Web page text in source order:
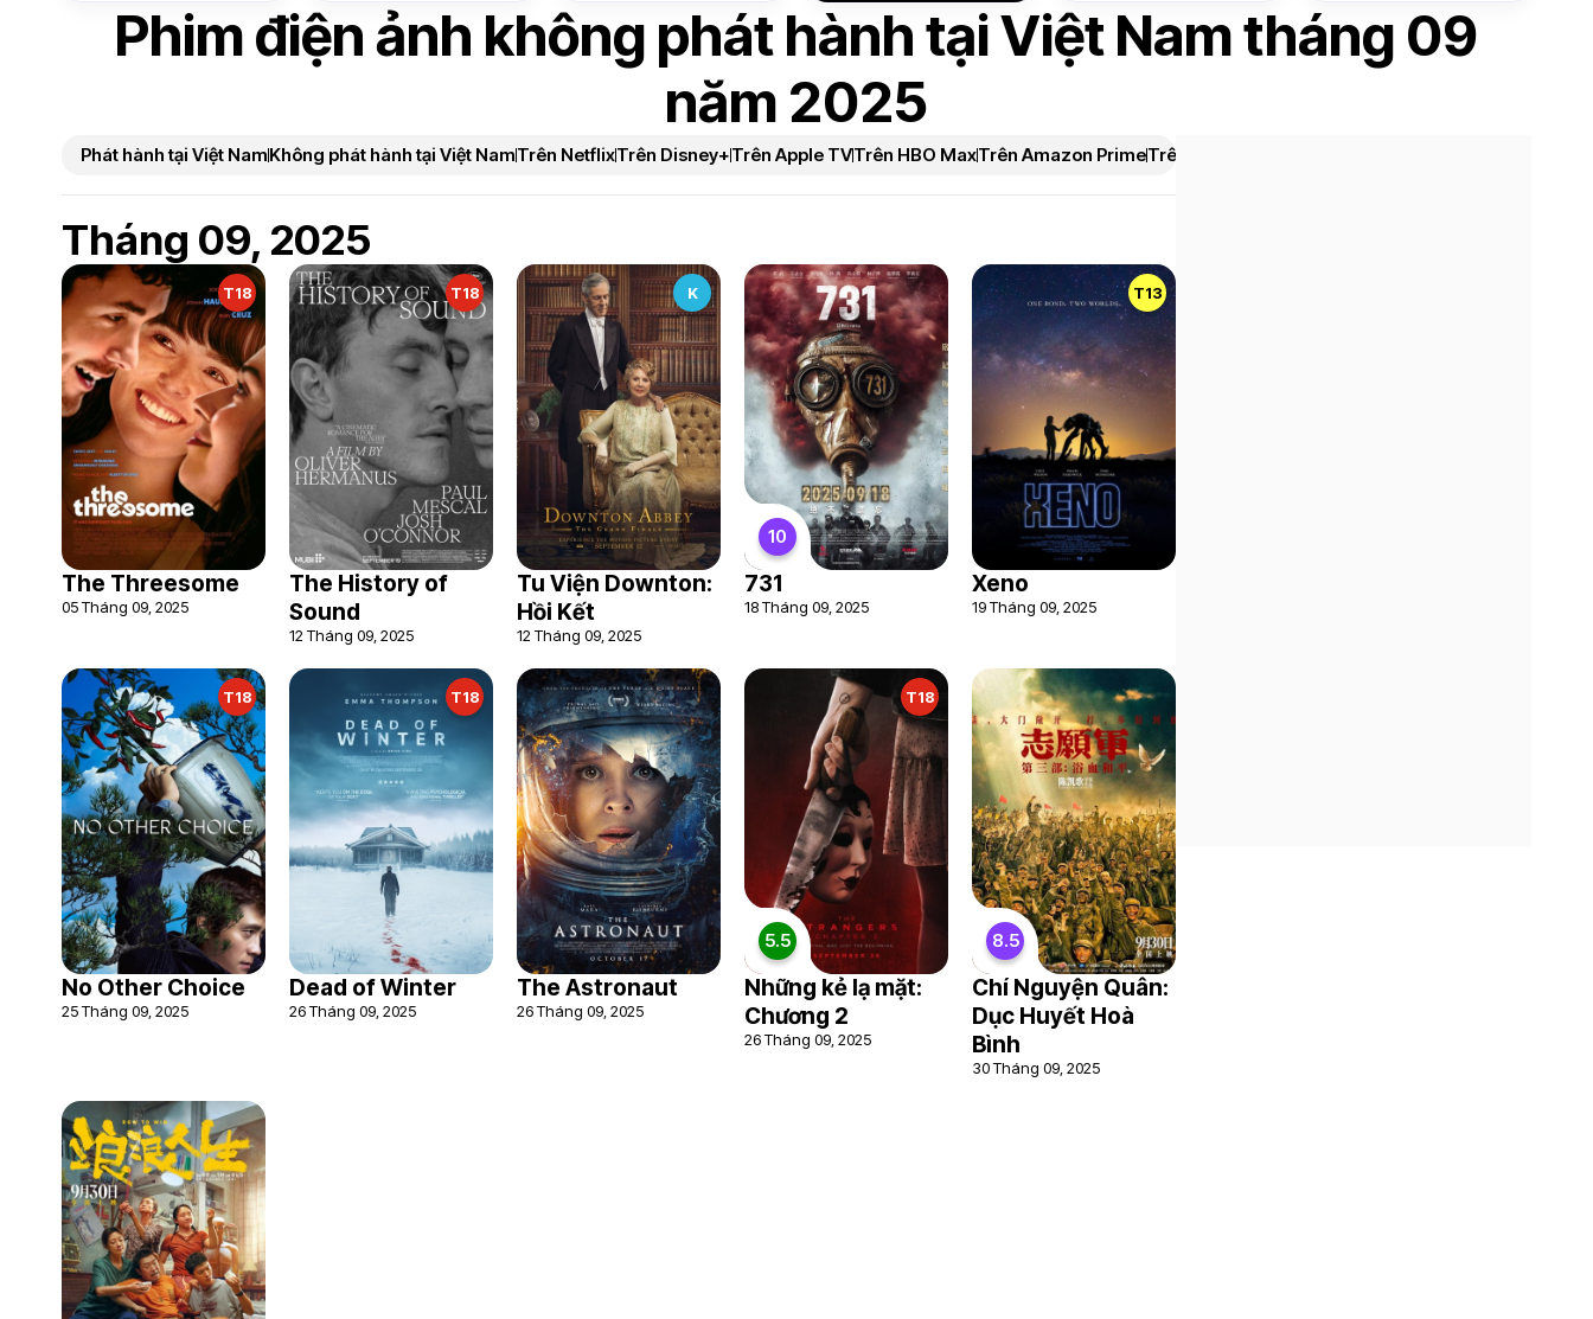
Phim điện ảnh không phát hành tại Việt Nam tháng 09
năm 2025
Phát hành tại Việt NamKhông phát hành tại Việt NamTrên NetflixTrên Disney+Trên Apple TVTrên HBO MaxTrên Amazon PrimeTrên Hulu
Tháng 09, 2025
T18
The Threesome
05 Tháng 09, 2025
T18
The History of
Sound
12 Tháng 09, 2025
K
Tu Viện Downton:
Hồi Kết
12 Tháng 09, 2025
10
731
18 Tháng 09, 2025
T13
Xeno
19 Tháng 09, 2025
T18
No Other Choice
25 Tháng 09, 2025
T18
Dead of Winter
26 Tháng 09, 2025
The Astronaut
26 Tháng 09, 2025
T18
5.5
Những kẻ lạ mặt:
Chương 2
26 Tháng 09, 2025
8.5
Chí Nguyện Quân:
Dục Huyết Hoà
Bình
30 Tháng 09, 2025